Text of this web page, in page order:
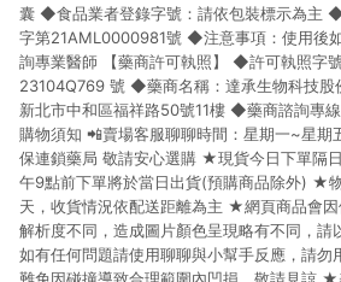
囊 ◆食品業者登錄字號：請依包裝標示為主
字第21AML0000981號 ◆注意事項：使用後
詢專業醫師 【藥商許可執照】 ◆許可執照字
23104Q769 號 ◆藥商名稱：達承生物科技股
新北市中和區福祥路50號11樓 ◆藥商諮詢專
購物須知 📲賣場客服聊聊時間：星期一~星
保連鎖藥局 敬請安心選購 ★現貨今日下單隔
午9點前下單將於當日出貨(預購商品除外) ★
天，收貨情況依配送距離為主 ★網頁商品會
解析度不同，造成圖片顏色呈現略有不同，
如有任何問題請使用聊聊與小幫手反應，請